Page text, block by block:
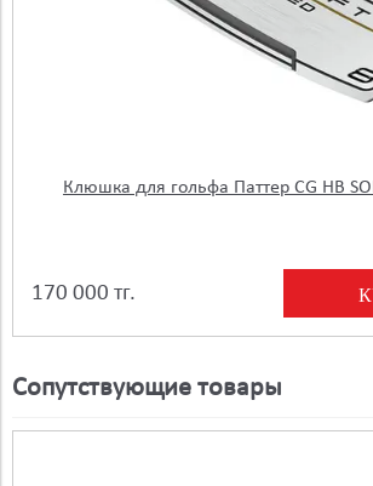
Клюшка для гольфа Паттер CG HB
170 000 тг.
Сопутствующие товары